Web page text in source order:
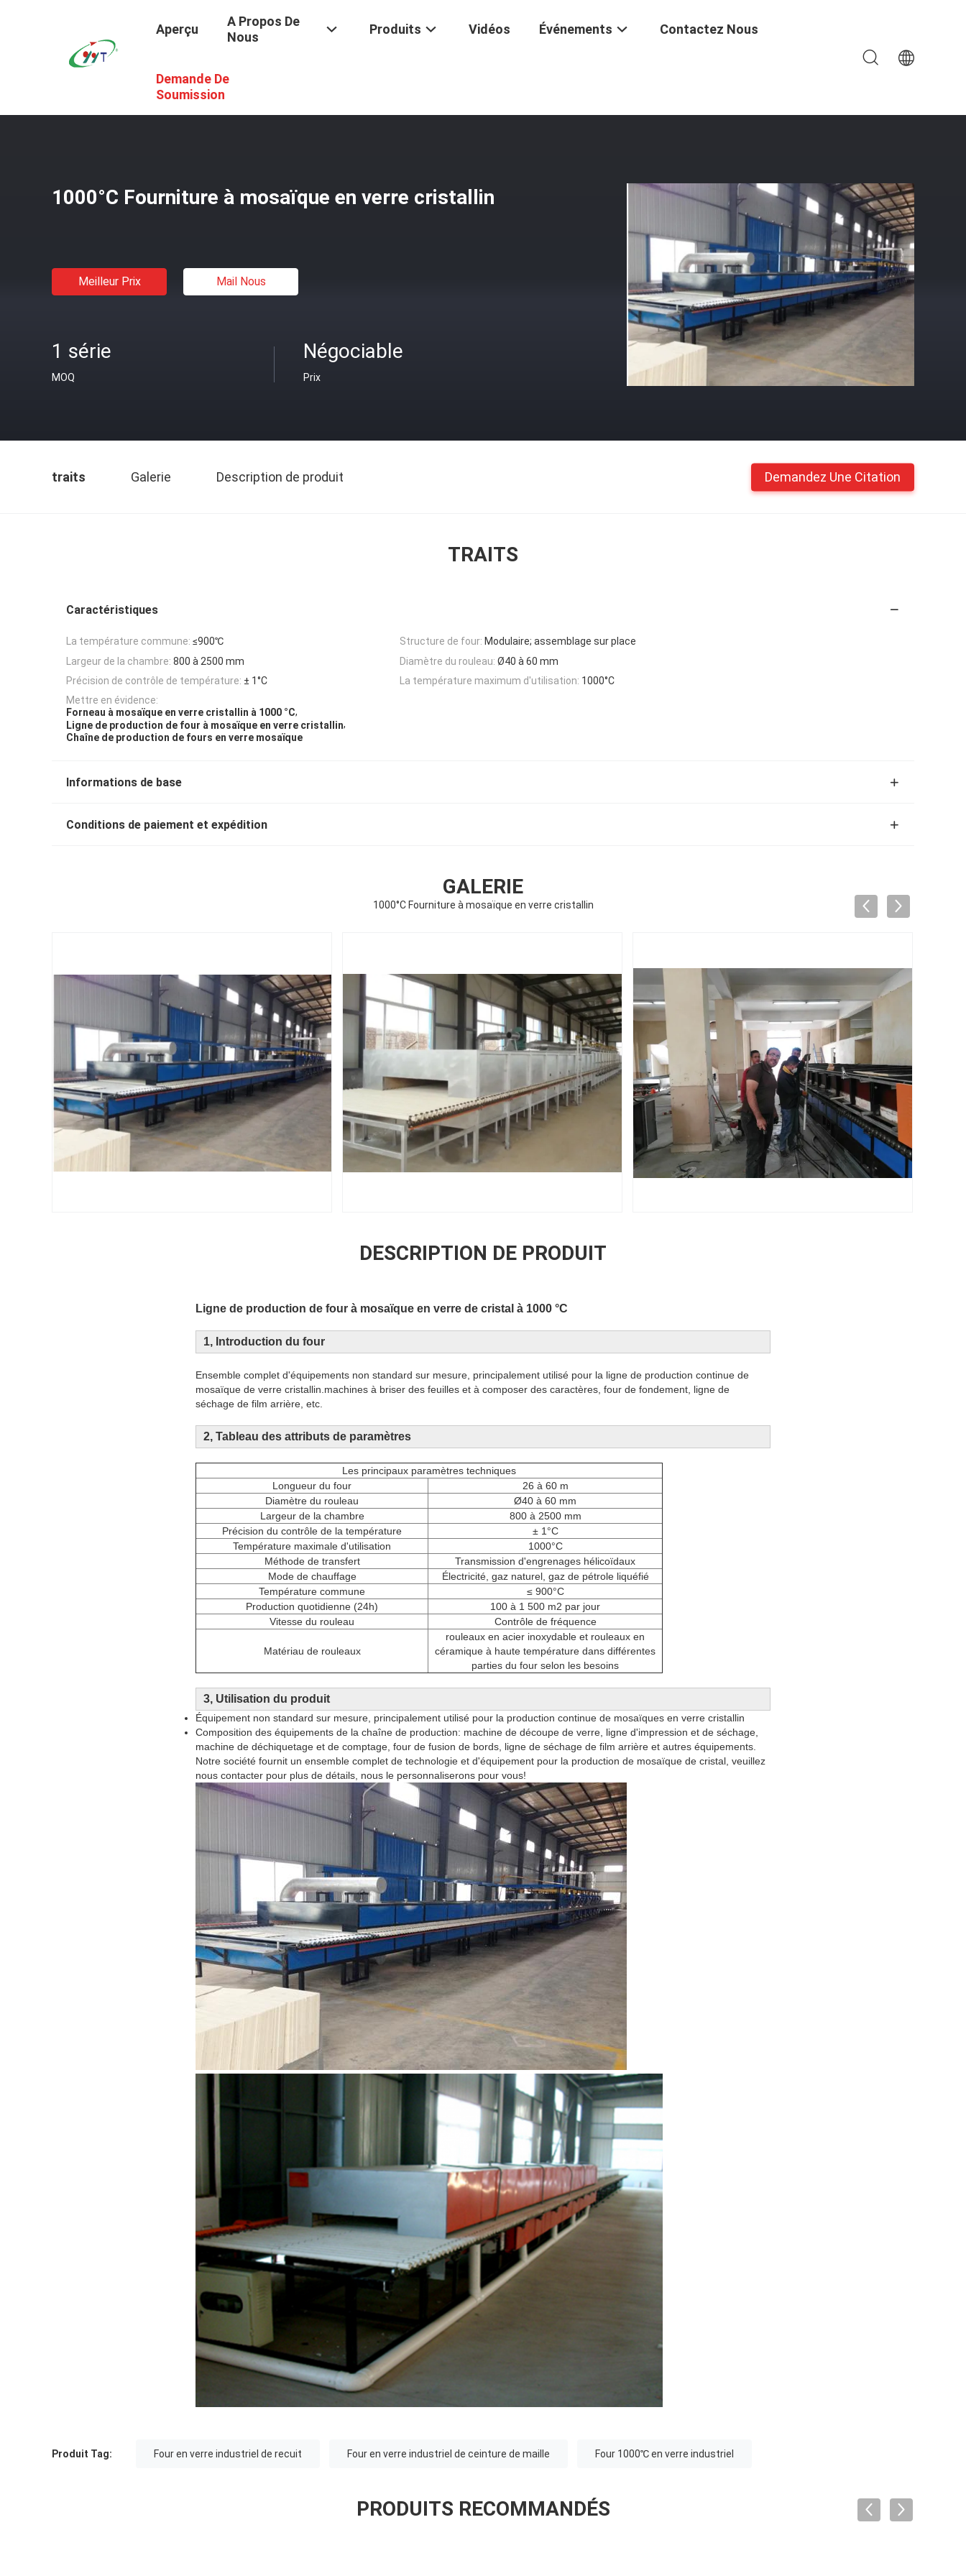
Aperçu
A Propos De
Nous
Produits Vidéos Événements Contactez Nous
Demande De
Soumission
Four En Verre Industriel
1000°C Fourniture à mosaïque en verre cristallin
Meilleur Prix Mail Nous
1 série
MOQ
Négociable
Prix
traits Galerie Description de produit Demandez Une Citation
TRAITS
Caractéristiques
La température commune: ≤900℃ Structure de four: Modulaire; assemblage sur place
Largeur de la chambre: 800 à 2500 mm Diamètre du rouleau: Ø40 à 60 mm
Précision de contrôle de température: ± 1°C La température maximum d'utilisation: 1000°C
Mettre en évidence:
Forneau à mosaïque en verre cristallin à 1000 °C,
Ligne de production de four à mosaïque en verre cristallin,
Chaîne de production de fours en verre mosaïque
Informations de base
Conditions de paiement et expédition
GALERIE
1000°C Fourniture à mosaïque en verre cristallin
DESCRIPTION DE PRODUIT
Ligne de production de four à mosaïque en verre de cristal à 1000 °C
1, Introduction du four
Ensemble complet d'équipements non standard sur mesure, principalement utilisé pour la ligne de production continue de
mosaïque de verre cristallin.machines à briser des feuilles et à composer des caractères, four de fondement, ligne de
séchage de film arrière, etc.
2, Tableau des attributs de paramètres
Les principaux paramètres techniques
Longueur du four
26 à 60 m
Diamètre du rouleau
Ø40 à 60 mm
Largeur de la chambre
800 à 2500 mm
Précision du contrôle de la température
± 1°C
Température maximale d'utilisation
1000°C
Méthode de transfert
Transmission d'engrenages hélicoïdaux
Mode de chauffage
Électricité, gaz naturel, gaz de pétrole liquéfié
Température commune
≤ 900°C
Production quotidienne (24h)
100 à 1 500 m2 par jour
Vitesse du rouleau
Contrôle de fréquence
Matériau de rouleaux
rouleaux en acier inoxydable et rouleaux en
céramique à haute température dans différentes
parties du four selon les besoins
3, Utilisation du produit
Équipement non standard sur mesure, principalement utilisé pour la production continue de mosaïques en verre cristallin
Composition des équipements de la chaîne de production: machine de découpe de verre, ligne d'impression et de séchage,
machine de déchiquetage et de comptage, four de fusion de bords, ligne de séchage de film arrière et autres équipements.
Notre société fournit un ensemble complet de technologie et d'équipement pour la production de mosaïque de cristal, veuillez
nous contacter pour plus de détails, nous le personnaliserons pour vous!
Produit Tag: Four en verre industriel de recuit Four en verre industriel de ceinture de maille Four 1000℃ en verre industriel
PRODUITS RECOMMANDÉS